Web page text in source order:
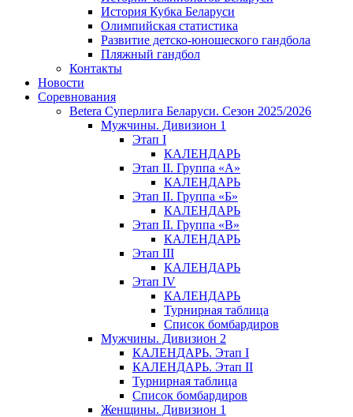
История Кубка Беларуси
Олимпийская статистика
Развитие детско-юношеского гандбола
Пляжный гандбол
Контакты
Новости
Соревнования
Betera Суперлига Беларуси. Сезон 2025/2026
Мужчины. Дивизион 1
Этап I
КАЛЕНДАРЬ
Этап II. Группа «А»
КАЛЕНДАРЬ
Этап II. Группа «Б»
КАЛЕНДАРЬ
Этап II. Группа «В»
КАЛЕНДАРЬ
Этап III
КАЛЕНДАРЬ
Этап IV
КАЛЕНДАРЬ
Турнирная таблица
Список бомбардиров
Мужчины. Дивизион 2
КАЛЕНДАРЬ. Этап I
КАЛЕНДАРЬ. Этап II
Турнирная таблица
Список бомбардиров
Женщины. Дивизион 1